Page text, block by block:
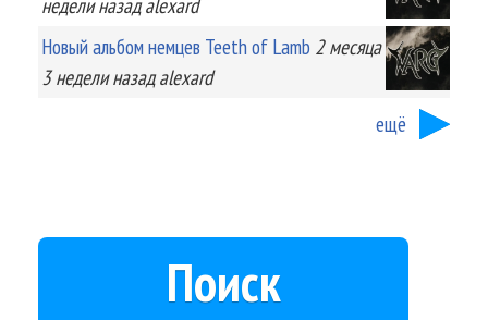
Новый альбом немцев Teeth of Lamb 2 месяца
3 неделиназад alexard
ещё
Поиск